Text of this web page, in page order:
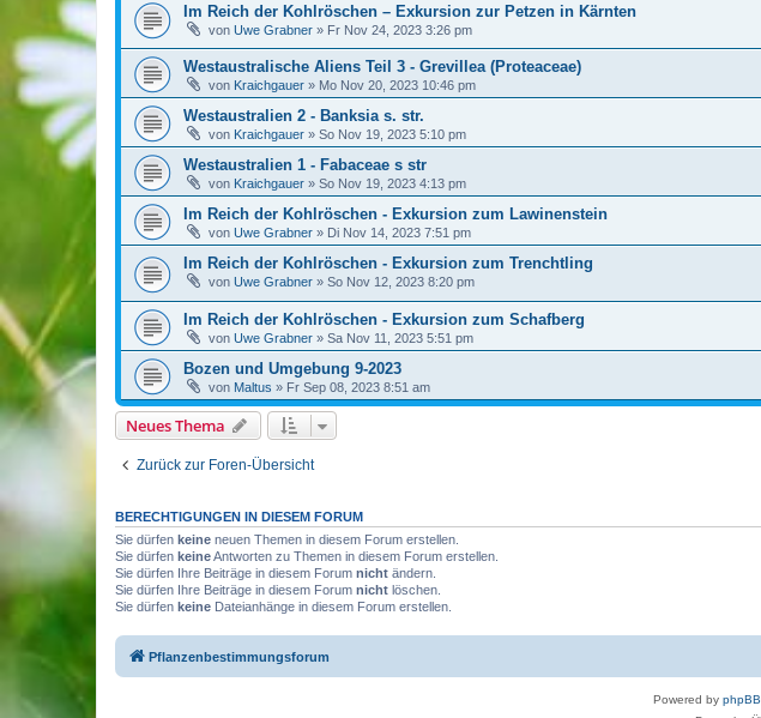
Im Reich der Kohlröschen – Exkursion zur Petzen in Kärnten
von Uwe Grabner » Fr Nov 24, 2023 3:26 pm
Westaustralische Aliens Teil 3 - Grevillea (Proteaceae)
von Kraichgauer » Mo Nov 20, 2023 10:46 pm
Westaustralien 2 - Banksia s. str.
von Kraichgauer » So Nov 19, 2023 5:10 pm
Westaustralien 1 - Fabaceae s str
von Kraichgauer » So Nov 19, 2023 4:13 pm
Im Reich der Kohlröschen - Exkursion zum Lawinenstein
von Uwe Grabner » Di Nov 14, 2023 7:51 pm
Im Reich der Kohlröschen - Exkursion zum Trenchtling
von Uwe Grabner » So Nov 12, 2023 8:20 pm
Im Reich der Kohlröschen - Exkursion zum Schafberg
von Uwe Grabner » Sa Nov 11, 2023 5:51 pm
Bozen und Umgebung 9-2023
von Maltus » Fr Sep 08, 2023 8:51 am
Neues Thema
Zurück zur Foren-Übersicht
BERECHTIGUNGEN IN DIESEM FORUM
Sie dürfen keine neuen Themen in diesem Forum erstellen.
Sie dürfen keineAntworten zu Themen in diesem Forum erstellen.
Sie dürfen Ihre Beiträge in diesem Forum nicht ändern.
Sie dürfen Ihre Beiträge in diesem Forum nicht löschen.
Sie dürfen keine Dateianhänge in diesem Forum erstellen.
Pflanzenbestimmungsforum
Powered by phpBB